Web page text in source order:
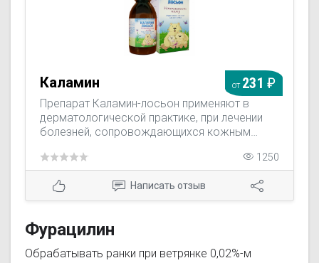
Каламин
Препарат Каламин-лосьон применяют в
дерматологической практике, при лечении
болезней, сопровождающихся кожным
комплексном лечении ветрянки, экземы,
псориаза. Применяют при дерматитах,
прыщах, герпесе. Используют при лечении
кожных высыпаний, опоясывающего лишая,
от 231
1250
Написать отзыв
Фурацилин
Обрабатывать ранки при ветрянке 0,02%-м